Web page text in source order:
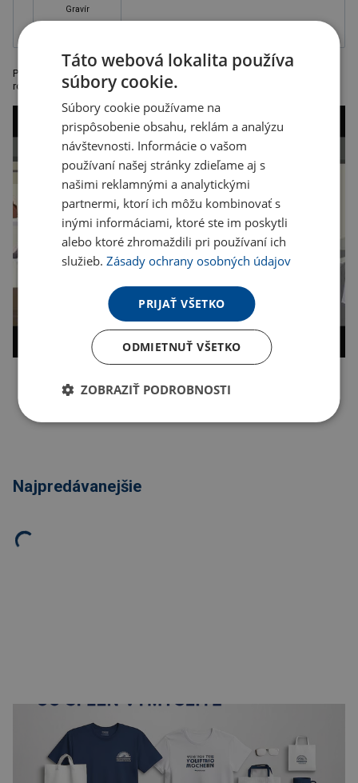
Gravír
Písacia súprava zn. Ferraghini obsahuje guľ. pero s modrou tuhou a
roller s čiernou tuhou v darčekovom balení, rozmer 13,4 x o 1,2 cm
Kopírovať odkaz
Najpredávanejšie
Táto webová lokalita používa
súbory cookie.
Súbory cookie používame na
prispôsobenie obsahu, reklám a analýzu
návštevnosti. Informácie o vašom
používaní našej stránky zdieľame aj s
našimi reklamnými a analytickými
partnermi, ktorí ich môžu kombinovať s
inými informáciami, ktoré ste im poskytli
alebo ktoré zhromaždili pri používaní ich
služieb.Zásady ochrany osobných údajov
PRIJAŤ VŠETKO
ODMIETNUŤ VŠETKO
ZOBRAZIŤ PODROBNOSTI